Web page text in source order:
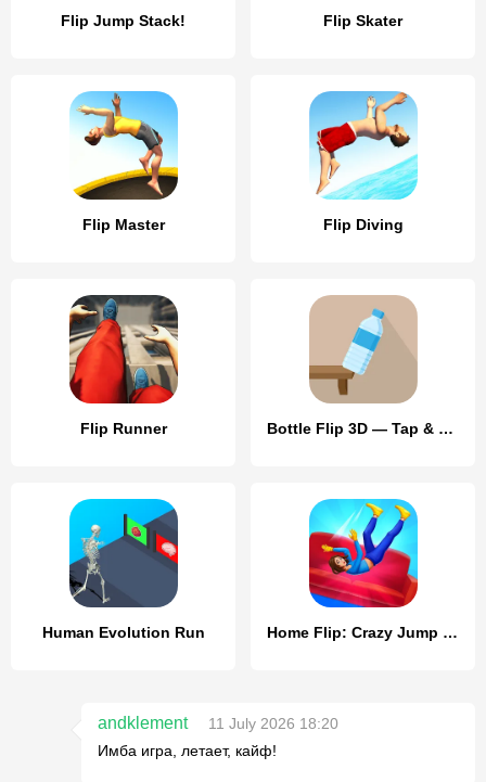
Flip Jump Stack! Flip Skater
Flip Master Flip Diving
Flip Runner Bottle Flip 3D — Tap & Jump
Human Evolution Run Home Flip: Crazy Jump Master
andklement
11 July 2026 18:20
Имба игра, летает, кайф!